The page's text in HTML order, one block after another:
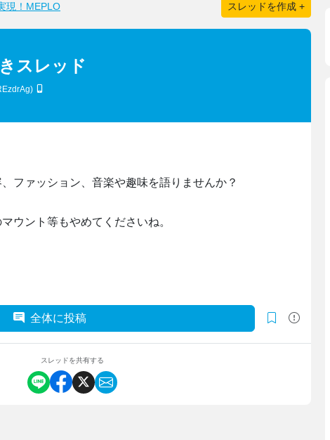
現！MEPLO スレッドを作成 +
スレッド
ファッション、音楽や趣味を語りませんか？
ウント等もやめてくださいね。
全体に投稿
スレッドを共有する